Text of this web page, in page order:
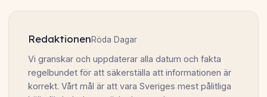
RedaktionenRöda Dagar
Vi granskar och uppdaterar alla datum och fakta
regelbundet för att säkerställa att informationen är
korrekt. Vårt mål är att vara Sveriges mest pålitliga